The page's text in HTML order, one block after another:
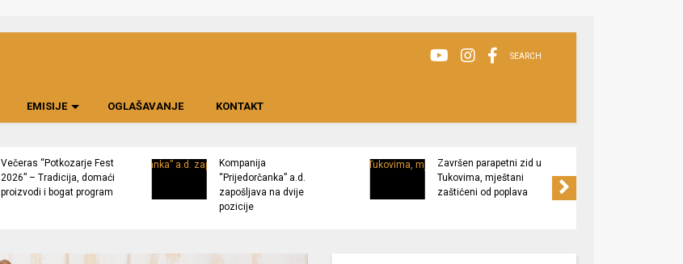
SEARCH
EMISIJE OGLAŠAVANJE KONTAKT
Večeras “Potkozarje Fest
2026” – Tradicija, domaći
proizvodi i bogat program
Kompanija
“Prijedorčanka” a.d.
zapošljava na dvije
pozicije
Završen parapetni zid u
Tukovima, mještani
zaštićeni od poplava